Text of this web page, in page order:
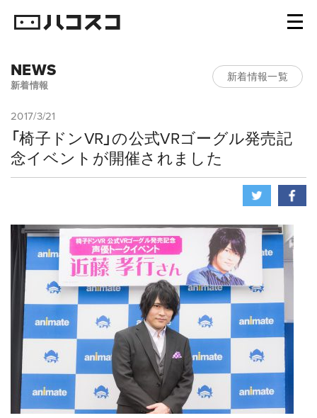
NEWS
新着情報
新着情報一覧
2017/3/21
「椅子ドンVR」の公式VRゴーグル発売記
念イベントが開催されました